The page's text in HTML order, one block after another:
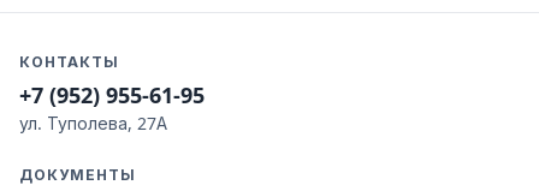
КОНТАКТЫ
+7 (952) 955-61-95
ул. Туполева, 27А
ДОКУМЕНТЫ